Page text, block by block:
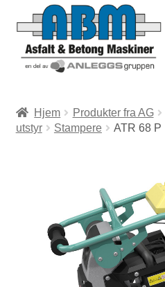
Hjem Produkter fra AG
utstyr
Stampere ATR 68 P